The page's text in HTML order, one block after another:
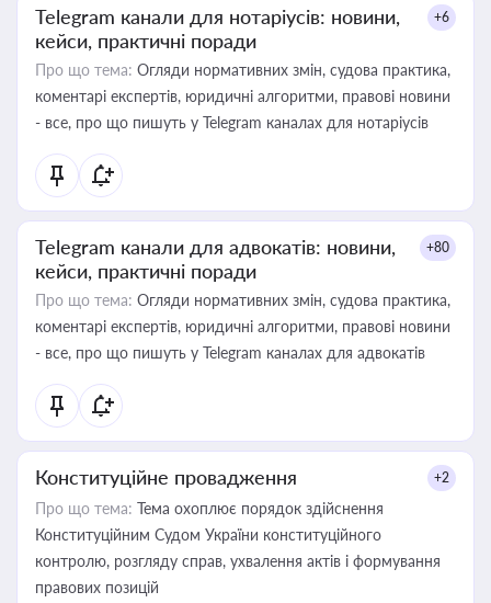
Telegram канали для нотаріусів: новини,
кейси, практичні поради
+6
Про що тема: Огляди нормативних змін, судова практика,
коментарі експертів, юридичні алгоритми, правові новини
- все, про що пишуть у Telegram каналах для нотаріусів
Telegram канали для адвокатів: новини,
кейси, практичні поради
+80
Про що тема: Огляди нормативних змін, судова практика,
коментарі експертів, юридичні алгоритми, правові новини
- все, про що пишуть у Telegram каналах для адвокатів
Конституційне провадження +2
Про що тема: Тема охоплює порядок здійснення
Конституційним Судом України конституційного
контролю, розгляду справ, ухвалення актів і формування
правових позицій